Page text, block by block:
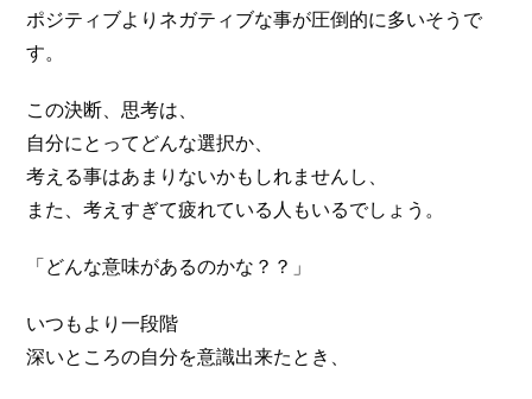
ポジティブよりネガティブな事が圧倒的に多いそうで
す。
この決断、思考は、
自分にとってどんな選択か、
考える事はあまりないかもしれませんし、
また、考えすぎて疲れている人もいるでしょう。
「どんな意味があるのかな？？」
いつもより一段階
深いところの自分を意識出来たとき、